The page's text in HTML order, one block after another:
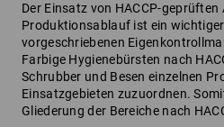
Der Einsatz von HACCP-
Produktionsablauf ist ein
vorgeschriebenen
Farbige Hygienebürsten nach
Schrubber und Besen einzelnen
Einsatzgebieten zuzuordnen.
Gliederung der Bereiche nach